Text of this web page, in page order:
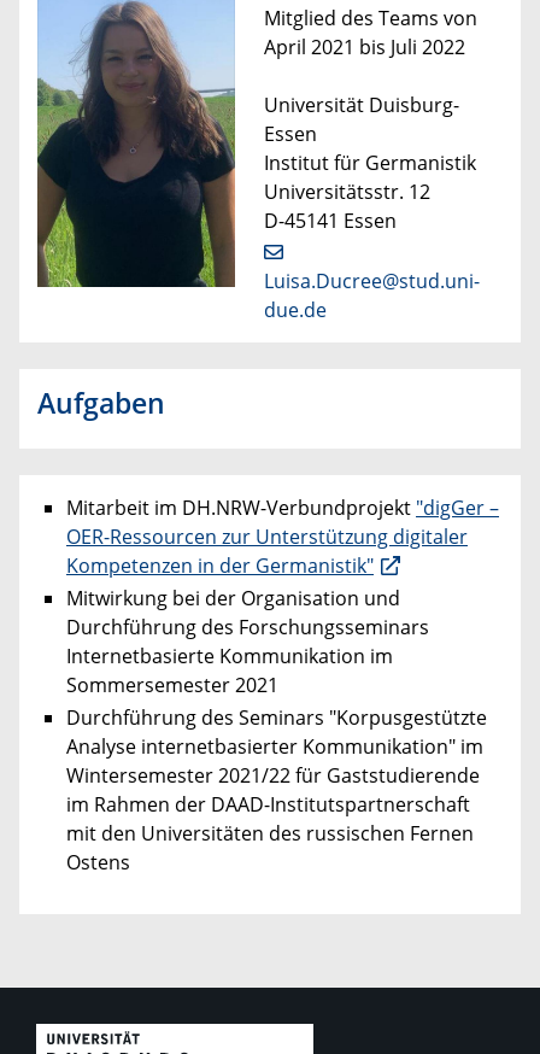
Mitglied des Teams von
April 2021 bis Juli 2022
Universität Duisburg-
Essen
Institut für Germanistik
Universitätsstr. 12
D-45141 Essen
Luisa.Ducree@stud.uni-
due.de
Aufgaben
Mitarbeit im DH.NRW-Verbundprojekt "digGer –
OER-Ressourcen zur Unterstützung digitaler
Kompetenzen in der Germanistik"
Mitwirkung bei der Organisation und
Durchführung des Forschungsseminars
Internetbasierte Kommunikation im
Sommersemester 2021
Durchführung des Seminars "Korpusgestützte
Analyse internetbasierter Kommunikation" im
Wintersemester 2021/22 für Gaststudierende
im Rahmen der DAAD-Institutspartnerschaft
mit den Universitäten des russischen Fernen
Ostens